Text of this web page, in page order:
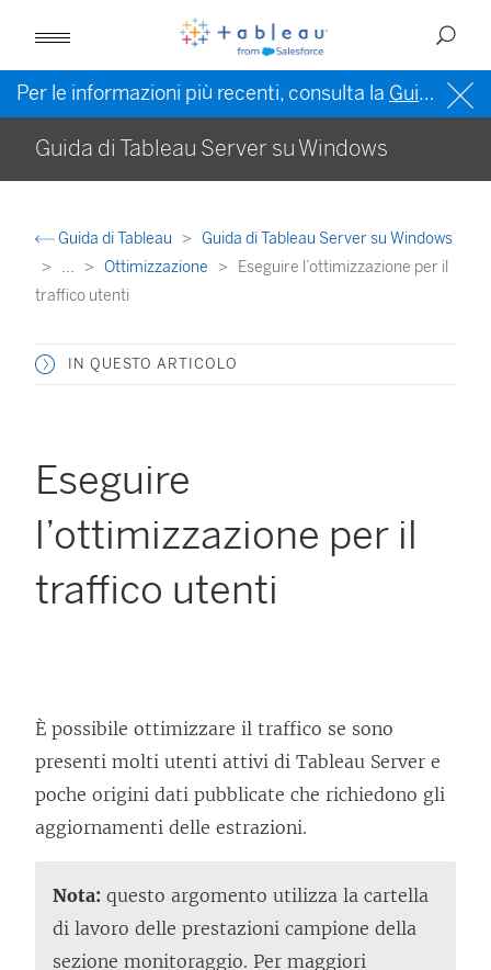
Per le informazioni più recenti, consulta la Guida di Tableau in inglese (Stati Uniti)
Guida di Tableau Server su Windows
Guida di Tableau
Guida di Tableau Server su Windows
...
Ottimizzazione
Eseguire l’ottimizzazione per il
traffico utenti
IN QUESTO ARTICOLO
Eseguire
l’ottimizzazione per il
traffico utenti
È possibile ottimizzare il traffico se sono
presenti molti utenti attivi di Tableau Server e
poche origini dati pubblicate che richiedono gli
aggiornamenti delle estrazioni.
Nota: questo argomento utilizza la cartella
di lavoro delle prestazioni campione della
sezione monitoraggio. Per maggiori